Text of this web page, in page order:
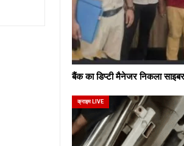
बैंक का डिप्टी मैनेजर निकला
क्राइम LIVE